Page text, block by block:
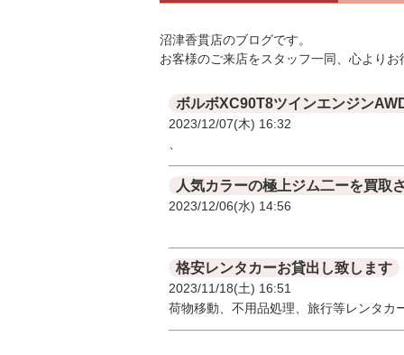
沼津香貫店のブログです。
お客様のご来店をスタッフ一同、心よりお
2023/12/07(木) 16:32
2023/12/06(水) 14:56
格安レンタカーお貸出し致します
2023/11/18(土) 16:51
荷物移動、不用品処理、旅行等レンタカ